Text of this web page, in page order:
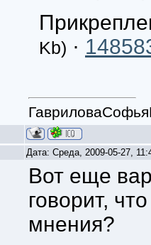
Kb) ·
Дата: Среда, 2009-05-27,
Вот еще
говорит,
мнения?